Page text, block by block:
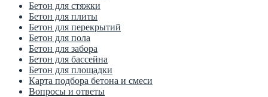
Бетон для стяжки
Бетон для плиты
Бетон для перекрытий
Бетон для пола
Бетон для забора
Бетон для бассейна
Бетон для площадки
Карта подбора бетона и смеси
Вопросы и ответы